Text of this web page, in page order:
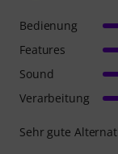
Sehr gute
Bedienung
Features
Sound
Verarbeitung